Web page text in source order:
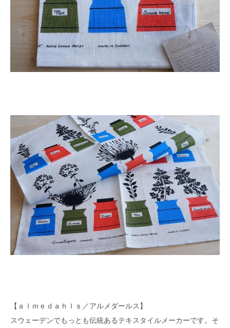
【ａｌｍｅｄａｈｌｓ／アルメダールス】
スウェーデンでもっとも伝統あるテキスタイルメーカーです。そ